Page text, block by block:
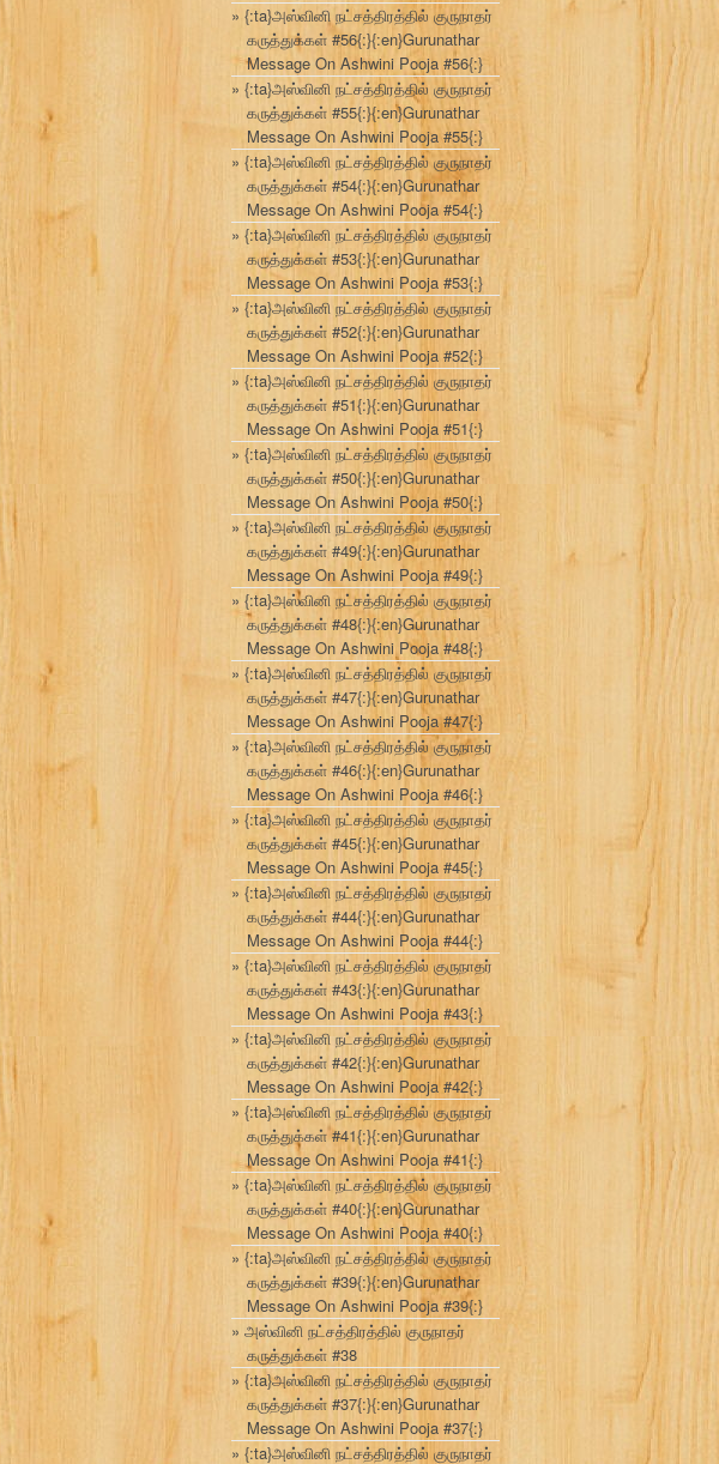
{:ta}அஸ்வினி நட்சத்திரத்தில் குருநாதர்
கருத்துக்கள் #56{:}{:en}Gurunathar
Message On Ashwini Pooja #56{:}
{:ta}அஸ்வினி நட்சத்திரத்தில் குருநாதர்
கருத்துக்கள் #55{:}{:en}Gurunathar
Message On Ashwini Pooja #55{:}
{:ta}அஸ்வினி நட்சத்திரத்தில் குருநாதர்
கருத்துக்கள் #54{:}{:en}Gurunathar
Message On Ashwini Pooja #54{:}
{:ta}அஸ்வினி நட்சத்திரத்தில் குருநாதர்
கருத்துக்கள் #53{:}{:en}Gurunathar
Message On Ashwini Pooja #53{:}
{:ta}அஸ்வினி நட்சத்திரத்தில் குருநாதர்
கருத்துக்கள் #52{:}{:en}Gurunathar
Message On Ashwini Pooja #52{:}
{:ta}அஸ்வினி நட்சத்திரத்தில் குருநாதர்
கருத்துக்கள் #51{:}{:en}Gurunathar
Message On Ashwini Pooja #51{:}
{:ta}அஸ்வினி நட்சத்திரத்தில் குருநாதர்
கருத்துக்கள் #50{:}{:en}Gurunathar
Message On Ashwini Pooja #50{:}
{:ta}அஸ்வினி நட்சத்திரத்தில் குருநாதர்
கருத்துக்கள் #49{:}{:en}Gurunathar
Message On Ashwini Pooja #49{:}
{:ta}அஸ்வினி நட்சத்திரத்தில் குருநாதர்
கருத்துக்கள் #48{:}{:en}Gurunathar
Message On Ashwini Pooja #48{:}
{:ta}அஸ்வினி நட்சத்திரத்தில் குருநாதர்
கருத்துக்கள் #47{:}{:en}Gurunathar
Message On Ashwini Pooja #47{:}
{:ta}அஸ்வினி நட்சத்திரத்தில் குருநாதர்
கருத்துக்கள் #46{:}{:en}Gurunathar
Message On Ashwini Pooja #46{:}
{:ta}அஸ்வினி நட்சத்திரத்தில் குருநாதர்
கருத்துக்கள் #45{:}{:en}Gurunathar
Message On Ashwini Pooja #45{:}
{:ta}அஸ்வினி நட்சத்திரத்தில் குருநாதர்
கருத்துக்கள் #44{:}{:en}Gurunathar
Message On Ashwini Pooja #44{:}
{:ta}அஸ்வினி நட்சத்திரத்தில் குருநாதர்
கருத்துக்கள் #43{:}{:en}Gurunathar
Message On Ashwini Pooja #43{:}
{:ta}அஸ்வினி நட்சத்திரத்தில் குருநாதர்
கருத்துக்கள் #42{:}{:en}Gurunathar
Message On Ashwini Pooja #42{:}
{:ta}அஸ்வினி நட்சத்திரத்தில் குருநாதர்
கருத்துக்கள் #41{:}{:en}Gurunathar
Message On Ashwini Pooja #41{:}
{:ta}அஸ்வினி நட்சத்திரத்தில் குருநாதர்
கருத்துக்கள் #40{:}{:en}Gurunathar
Message On Ashwini Pooja #40{:}
{:ta}அஸ்வினி நட்சத்திரத்தில் குருநாதர்
கருத்துக்கள் #39{:}{:en}Gurunathar
Message On Ashwini Pooja #39{:}
அஸ்வினி நட்சத்திரத்தில் குருநாதர்
கருத்துக்கள் #38
{:ta}அஸ்வினி நட்சத்திரத்தில் குருநாதர்
கருத்துக்கள் #37{:}{:en}Gurunathar
Message On Ashwini Pooja #37{:}
{:ta}அஸ்வினி நட்சத்திரத்தில் குருநாதர்